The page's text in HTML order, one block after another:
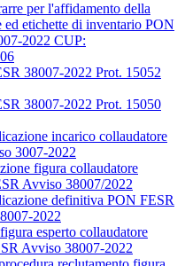
per l'affidamento della
ed etichette di inventario PON
2022 CUP:
38007-2022 Prot. 15052
38007-2022 Prot. 15050
incarico collaudatore
3007-2022
figura collaudatore
Avviso 38007/2022
definitiva PON FESR
2022
esperto collaudatore
Avviso 38007-2022